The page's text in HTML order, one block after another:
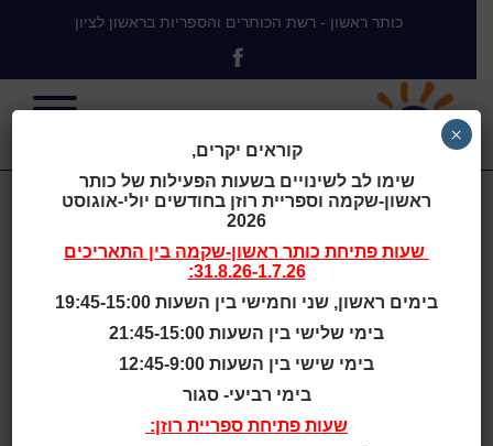
כותר ראשון - רשת הכותרים והספריות בראשון לציון
מסע אל
השרשים : כ"ח
באדר תרמ"ב
קוראים יקרים,
שימו לב לשינויים בשעות הפעילות של כותר
ראשון-שקמה וספריית רוזן בחודשים יולי-אוגוסט
2026
שעות פתיחת כותר ראשון-שקמה בין התאריכים
31.8.26-1.7.26:
בימים ראשון, שני וחמישי בין השעות 19:45-15:00
בימי שלישי בין השעות 21:45-15:00
בימי שישי בין השעות 12:45-9:00
בימי רביעי- סגור
שעות פתיחת ספריית רוזן:
×